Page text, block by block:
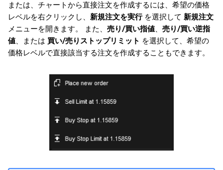
または、チャートから直接注文を作成するには、希望の価格
レベルを右クリックし、 新規注文を実行を選択して 新規注文
メニューを開きます。 また、 売り/買い指値、 売り/買い逆指
値、または 買い/売りストップリミット を選択して、希望の
価格レベルで直接該当する注文を作成することもできます。